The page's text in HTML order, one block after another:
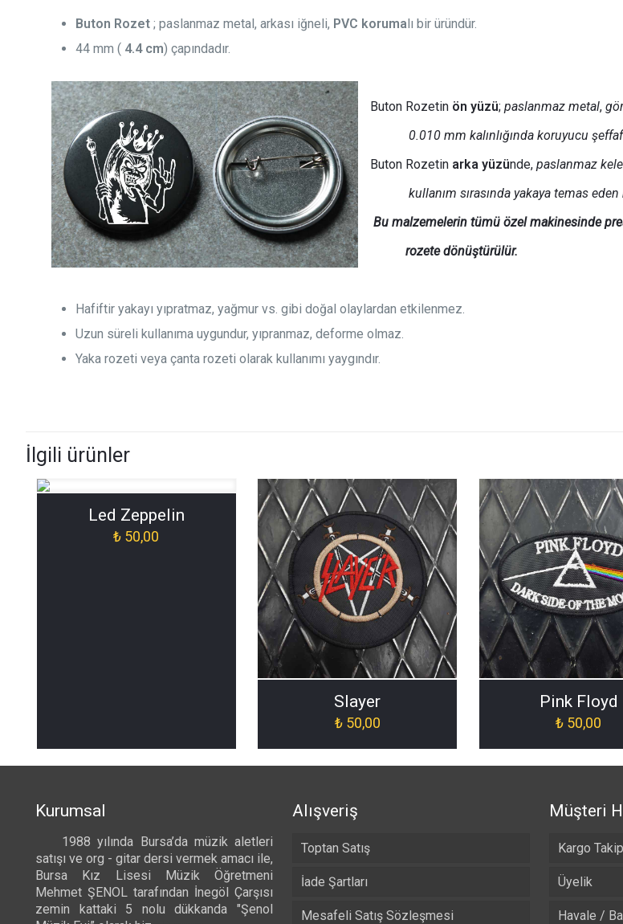
Buton Rozet ; paslanmaz metal, arkası iğneli, PVC korumalı bir üründür.
44 mm ( 4.4 cm) çapındadır.
Buton Rozetin ön yüzü; paslanmaz metal,
0.010 mm kalınlığındakoruyucu
Buton Rozetin arka yüzünde,paslanmaz
kullanım sırasında yakaya temas eden
Bu malzemelerin tümü özel makinesinde
rozetedönüştürülür.
Hafiftir yakayı yıpratmaz, yağmur vs. gibi doğal olaylardan etkilenmez.
Uzun süreli kullanıma uygundur, yıpranmaz, deforme olmaz.
Yaka rozeti veya çanta rozeti olarak kullanımı yaygındır.
İlgili ürünler
Led Zeppelin
₺ 50,00
Slayer
₺50,00
Pink Floyd
₺ 50,00
Kurumsal
1988 yılında Bursa’da müzik aletleri
satışı ve org - gitar dersi vermek amacı ile,
Bursa Kız Lisesi Müzik Öğretmeni
Mehmet ŞENOL tarafından İnegöl Çarşısı
zemin kattaki 5 nolu dükkanda "Şenol
Alışveriş
Toptan Satış
İade Şartları
Mesafeli Satış Sözleşmesi
Müşteri
Kargo Takip
Üyelik
Havale /